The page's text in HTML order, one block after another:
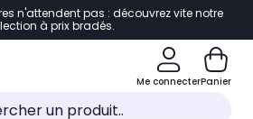
à la navigation
au pied de page
n'attendent pas : découvrez vite notre
à prix bradés.
Me connecterPanier